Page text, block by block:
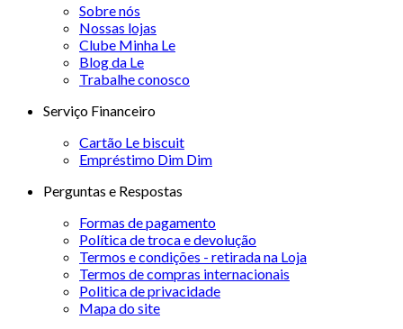
Sobre nós
Nossas lojas
Clube Minha Le
Blog da Le
Trabalhe conosco
Serviço Financeiro
Cartão Le biscuit
Empréstimo Dim Dim
Perguntas e Respostas
Formas de pagamento
Política de troca e devolução
Termos e condições - retirada na Loja
Termos de compras internacionais
Politica de privacidade
Mapa do site